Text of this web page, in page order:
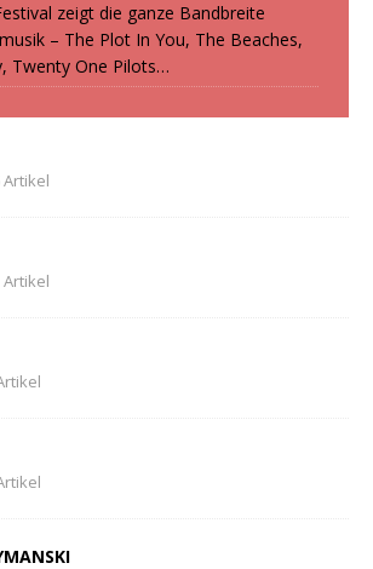
zeigt die ganze Bandbreite
– The Plot In You, The Beaches,
Twenty One Pilots…